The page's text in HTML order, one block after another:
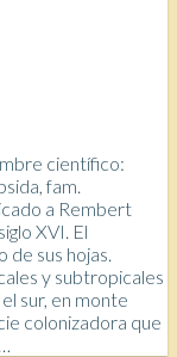
científico:
fam.
a Rembert
XVI. El
de sus hojas.
y subtropicales
sur, en monte
colonizadora que